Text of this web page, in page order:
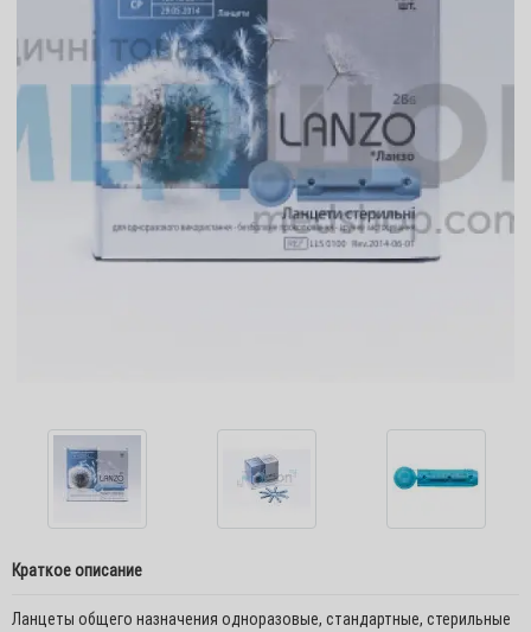
Краткое описание
Ланцеты общего назначения одноразовые, стандартные, стерильные